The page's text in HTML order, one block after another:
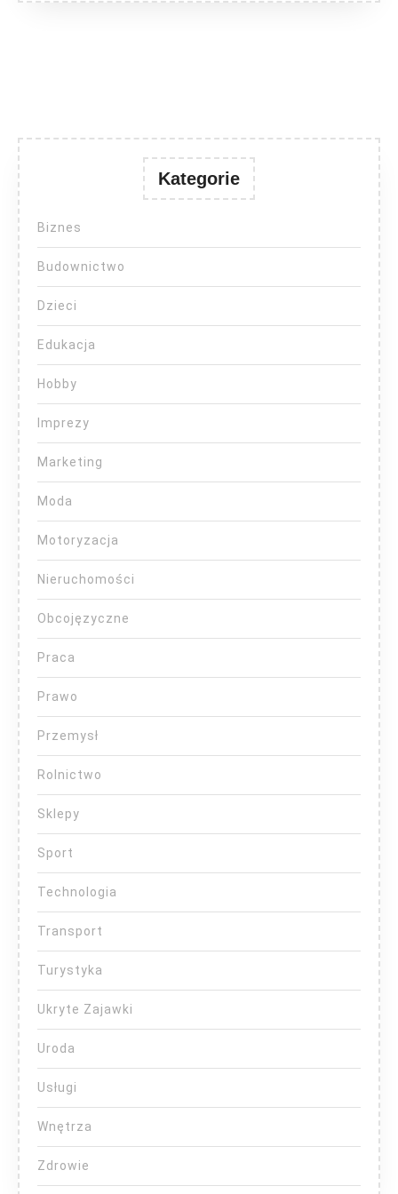
Kategorie
Biznes
Budownictwo
Dzieci
Edukacja
Hobby
Imprezy
Marketing
Moda
Motoryzacja
Nieruchomości
Obcojęzyczne
Praca
Prawo
Przemysł
Rolnictwo
Sklepy
Sport
Technologia
Transport
Turystyka
Ukryte Zajawki
Uroda
Usługi
Wnętrza
Zdrowie